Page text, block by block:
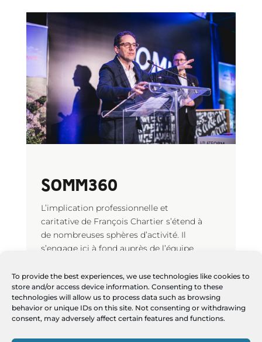
To provide the best experiences, we use technologies like cookies to
store and/or access device information. Consenting to these
technologies will allow us to process data such as browsing
behavior or unique IDs on this site. Not consenting or withdrawing
consent, may adversely affect certain features and functions.
SOMM360
L’implication professionnelle et
caritative de François Chartier s’étend à
de nombreuses sphères d’activité. Il
s’engage ici à fond auprès de l’équipe
de réseautage et de formation
continue qui vise à offrir des
connaissances et de l’entraînement de
haut niveau aux sommeliers du monde